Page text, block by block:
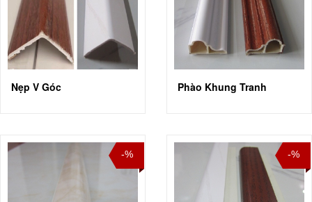
Nẹp V Góc Phào Khung Tranh
-% -%